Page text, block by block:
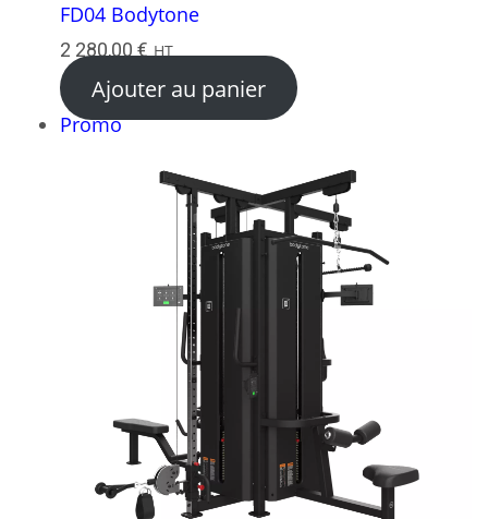
FD04 Bodytone
2 280,00 € HT
Ajouter au panier
PromoProduit
promotion